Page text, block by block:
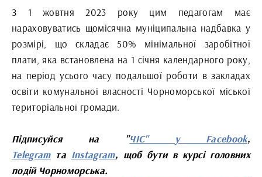
З 1 жовтня 2023 року цим педагогам має
нараховуватись щомісячна муніципальна надбавка у
розмірі, що складає 50% мінімальної заробітної
плати, яка встановлена на 1 січня календарного року,
на період усього часу подальшої роботи в закладах
освіти комунальної власності Чорноморської міської
територіальної громади.
Підписуйся на "ЧІС" у Facebook,
Telegram та Instagram, щоб бути в курсі головних
подій Чорноморська.